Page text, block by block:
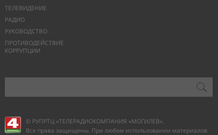
ТЕЛЕВИДЕНИЕ
РАДИО
РУКОВОДСТВО
ПРОТИВОДЕЙСТВИЕ
КОРРУПЦИИ
© РУПРТЦ «ТЕЛЕРАДИОКОМПАНИЯ «МОГИЛЕВ».
Все права защищены. При любом использовании материалов